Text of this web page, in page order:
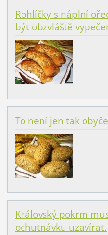
Rohlíčky s náplní
být obzvláště
To není jen tak
Královský pokrm
ochutnávku uzavírat.